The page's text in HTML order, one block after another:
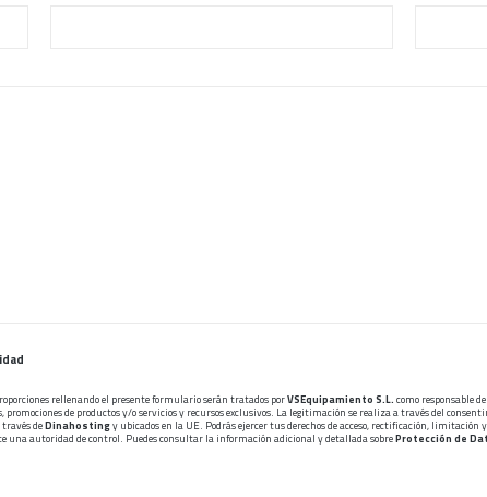
rellenando el presente formulario serán tratados porVSEquipamiento S.L. como responsable
de productos y/o servicios y recursos exclusivos. La legitimación se realiza a través del
deDinahostingy ubicados en la UE. Podrás ejercer tus derechos de acceso, rectificación, limitación
una autoridad de control. Puedes consultar la información adicional y detallada sobreProtección de